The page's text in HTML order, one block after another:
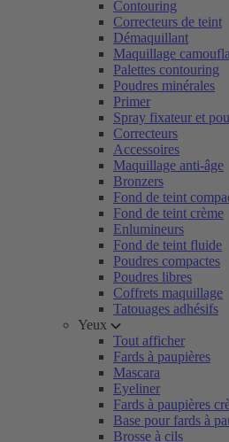
Contouring
Correcteurs de teint
Démaquillant
Maquillage
Palettes contouring
Poudres minérales
Primer
Spray fixateur et
Correcteurs
Accessoires
Maquillage anti-âge
Bronzers
Fond de teint
Fond de teint crème
Enlumineurs
Fond de teint fluide
Poudres compactes
Poudres libres
Coffrets maquillage
Tatouages adhésifs
Yeux
Tout afficher
Fards à paupières
Mascara
Eyeliner
Fards à paupières
Base pour fards à
Brosse à cils